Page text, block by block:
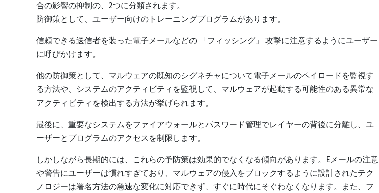
合の影響の抑制の、2つに分類されます。
防御策として、ユーザー向けのトレーニングプログラムがあります。
信頼できる送信者を装った電子メールなどの 「フィッシング」 攻撃に注意するようにユーザー
に呼びかけます。
他の防御策として、マルウェアの既知のシグネチャについて電子メールのペイロードを監視す
る方法や、システムのアクティビティを監視して、マルウェアが起動する可能性のある異常な
アクティビティを検出する方法が挙げられます。
最後に、重要なシステムをファイアウォールとパスワード管理でレイヤーの背後に分離し、ユ
ーザーとプログラムのアクセスを制限します。
しかしながら長期的には、これらの予防策は効果的でなくなる傾向があります。Eメールの注意
や警告にユーザーは慣れすぎており、マルウェアの侵入をブロックするように設計されたテク
ノロジーは署名方法の急速な変化に対応できず、すぐに時代にそぐわなくなります。また、フ